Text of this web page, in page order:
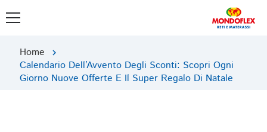
Home chevron_right
Calendario Dell’Avvento Degli Sconti: Scopri Ogni
Giorno Nuove Offerte E Il Super Regalo Di Natale